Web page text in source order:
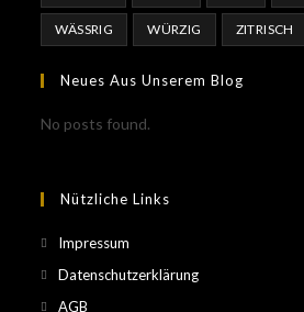
WÄSSRIG WÜRZIG ZITRISCH
Neues Aus Unserem Blog
No posts found.
Nützliche Links
Impressum
Datenschutzerklärung
AGB